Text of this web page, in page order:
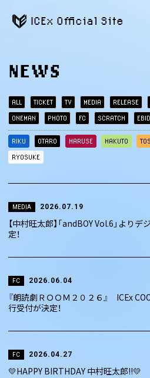
ICEx Official Site
NEWS
ALL TICKET TV MEDIA RELEASE
ONEMAN
PHOTO FC SCRATCH
RIKU OTARO HARUSE HAKUTO
RYOSUKE
MEDIA 2026.07.19
【中村旺太郎】「andBOY Vol.6」より
定！
FC 2026.06.04
『朗読劇ＲＯＯＭ２０２６』 ICEx
行受付が決定！
FC 2026.04.27
💛HAPPY BIRTHDAY 中村旺太郎!!💛